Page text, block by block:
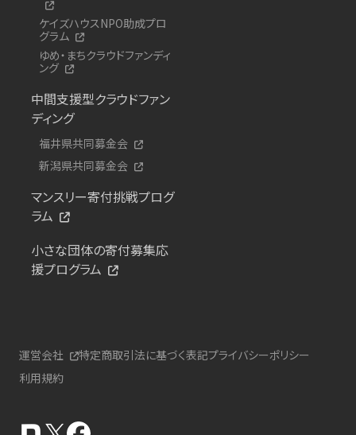
ケイズハウスNPO助成プロ
グラム
ゆめ・まちクラウドファンディ
ング
中間支援型クラウドファン
ディング
福井県共同募金会
新潟県共同募金会
マンスリー寄付挑戦プログ
ラム
小さな団体の寄付募集応
援プログラム
運営会社 特定商取引法に基づく表記プライバシーポリシー
利用規約